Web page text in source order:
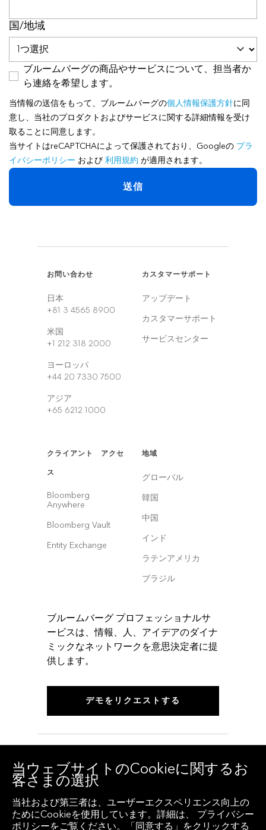
国/地域
ブルームバーグの商品やサービスについて、担当者か
ら連絡を希望します。
当情報の送信をもって、ブルームバーグの個人情報保護方針に同
意し、当社のプロダクトおよびサービスに関する詳細情報を受け
取ることに同意します。
当サイトはreCAPTCHAによって保護されており、Googleの プラ
イバシーポリシー および利用規約 が適用されます。
送信
お問い合わせ
日本
+81 3 4565 8900
米国
+1 212 318 2000
ヨーロッパ
+44 20 7330 7500
アジア
+65 6212 1000
カスタマーサポート
アップデート
カスタマーサポート
サービスセンター
クライアント アクセ
ス
Bloomberg
Anywhere
Bloomberg Vault
Entity Exchange
地域
グローバル
韓国
中国
インド
ラテンアメリカ
ブラジル
ブルームバーグ プロフェッショナルサ
ービスは、情報、人、アイデアのダイナ
ミックなネットワークを意思決定者に提
供します。
デモをリクエストする
© 2026 Bloomberg Finance L.P. 無断複写・複製・転
載を禁じます。
当ウェブサイトのCookieに関するお
客さまの選択
当社および第三者は、ユーザーエクスペリエンス向上の
ためにCookieを使用しています。詳細は、 プライバシー
ポリシーをご覧ください。「同意する」をクリックする